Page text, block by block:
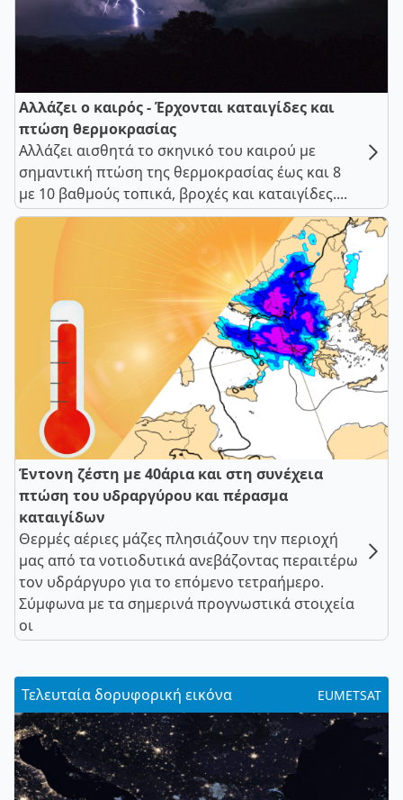
Αλλάζει ο καιρός - Έρχονται καταιγίδες και
πτώση θερμοκρασίας
Αλλάζει αισθητά το σκηνικό του καιρού με
σημαντική πτώση της θερμοκρασίας έως και 8
με 10 βαθμούς τοπικά, βροχές και καταιγίδες....
Έντονη ζέστη με 40άρια και στη συνέχεια
πτώση του υδραργύρου και πέρασμα
καταιγίδων
Θερμές αέριες μάζες πλησιάζουν την περιοχή
μας από τα νοτιοδυτικά ανεβάζοντας περαιτέρω
τον υδράργυρο για το επόμενο τετραήμερο.
Σύμφωνα με τα σημερινά προγνωστικά στοιχεία
οι
Τελευταία δορυφορική εικόνα EUMETSAT